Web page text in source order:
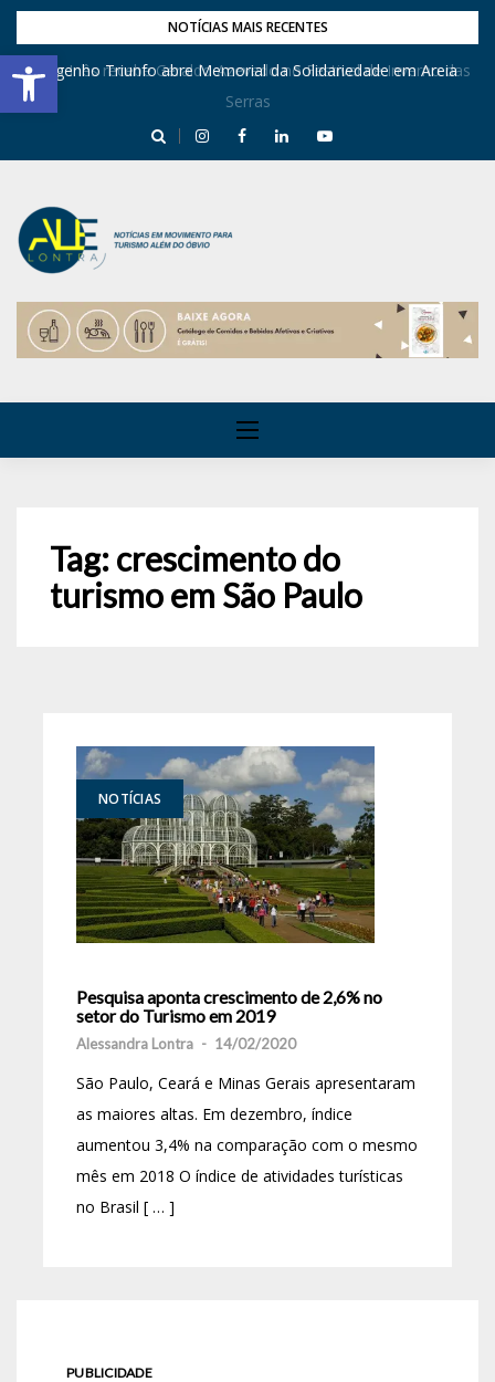
Barra de Ferramentas Aberta
NOTÍCIAS MAIS RECENTES
Dona Inês recebe Geraldo Azevedo no Festival de Inverno das
Serras
Engenho Triunfo abre Memorial da Solidariedade em Areia
Tag:crescimento do
turismo em São Paulo
NOTÍCIAS
Pesquisa aponta crescimento de 2,6% no
setor do Turismo em 2019
Alessandra Lontra - 14/02/2020
São Paulo, Ceará e Minas Gerais apresentaram
as maiores altas. Em dezembro, índice
aumentou 3,4% na comparação com o mesmo
mês em 2018 O índice de atividades turísticas
no Brasil [ … ]
PUBLICIDADE